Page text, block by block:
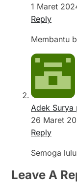
1 Maret
Reply
Membantu
Adek Surya
26 Maret
Reply
Semoga
Leave A